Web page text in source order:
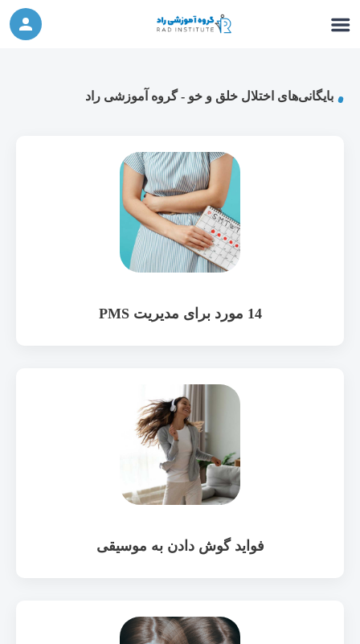
شرکت در ورکشاپ آنلاین
بایگانی‌های اختلال خلق و خو - گروه آموزشی راد
14 مورد برای مدیریت PMS
فواید گوش دادن به موسیقی